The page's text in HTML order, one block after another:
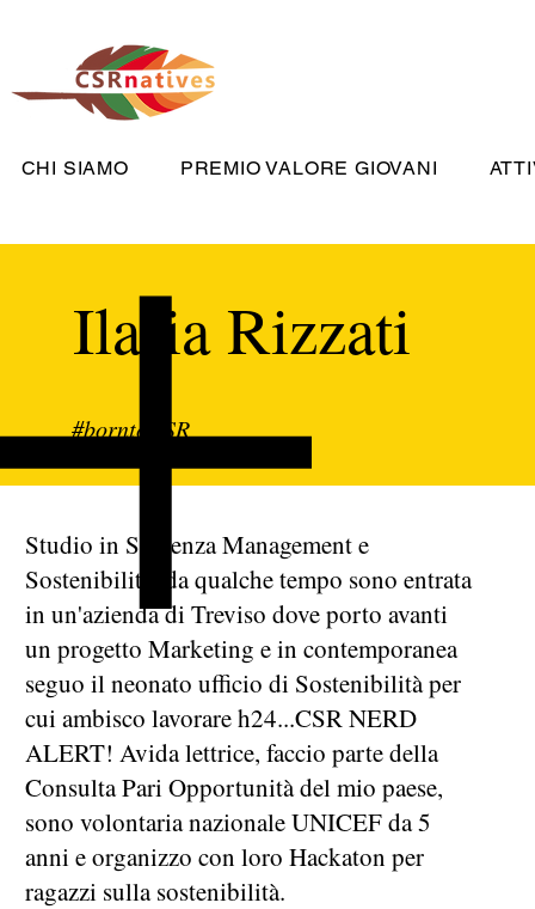
CHI SIAMO PREMIO VALORE GIOVANI
Ilaria Rizzati
#borntoCSR
Studio in Sapienza Management e
Sostenibilità, da qualche tempo sono entrata
in un'azienda di Treviso dove porto avanti
un progetto Marketing e in contemporanea
seguo il neonato ufficio di Sostenibilità per
cui ambisco lavorare h24...CSR NERD
ALERT! Avida lettrice, faccio parte della
Consulta Pari Opportunità del mio paese,
sono volontaria nazionale UNICEF da 5
anni e organizzo con loro Hackaton per
ragazzi sulla sostenibilità.